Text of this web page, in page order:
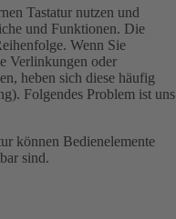
Tastatur nutzen und
und Funktionen. Die
Wenn Sie
Verlinkungen oder
heben sich diese häufig
Folgendes Problem ist uns
können Bedienelemente
sind.